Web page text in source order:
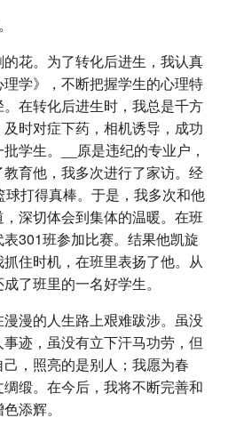
花。为了转化后进生，我认真
学》，不断把握学生的心理特
在转化后进生时，我总是千方
时对症下药，相机诱导，成功
学生。__原是违纪的专业户，
育他，我多次进行了家访。经
打得真棒。于是，我多次和他
深切体会到集体的温暖。在班
301班参加比赛。结果他凯旋
住时机，在班里表扬了他。从
了班里的一名好学生。
漫的人生路上艰难跋涉。虽没
迹，虽没有立下汗马功劳，但
，照亮的是别人；我愿为春
缎。在今后，我将不断完善和
添辉。